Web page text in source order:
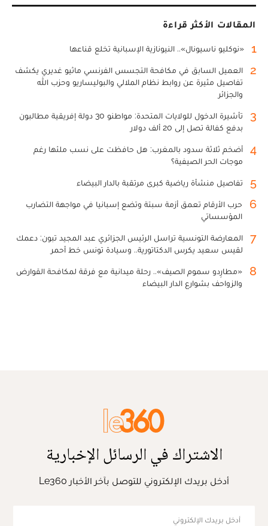
المقالات الأكثر قراءة
1 «نوكليو ناسيونال».. النيونازية الإسبانية تخلع قناعها
2
العميل السابق في مكافحة التجسس الفرنسي ماثيو غديري يكشف
تفاصيل مثيرة عن روابط نظام الملالي والبوليساريو وحزب الله
والجزائر
3
تأشيرة الدخول للولايات المتحدة: مواطنو 30 دولة إفريقية مطالبون
بدفع كفالة تصل إلى 20 ألف دولار
4
أضخم ثلاثة سدود بالمغرب: هل حافظت على نسب ملئها رغم
موجات الحر الصيفية؟
5 تفاصيل منشأة رياضية كبرى مرتقبة بالدار البيضاء
6
حرب الأرقام تعمق أزمة سبتة وتضع إسبانيا في مواجهة التضارب
المؤسساتي
7
المعارضة التونسية تراسل الرئيس الجزائري عبد المجيد تبون: دعمك
لقيس سعيد يكرس الدكتاتورية.. وسيادة تونس خط أحمر
8
«مطارِدو سموم الصيف».. رحلة ميدانية مع فرقة لمكافحة القوارض
والزواحف بشوارع الدار البيضاء
الاشتراك في الرسائل الإخبارية
أدخل بريدك الإلكتروني للتوصل بآخر الأخبار Le360